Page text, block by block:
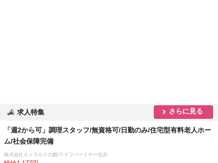
求人特集 さらに見る
「週2から可」調理スタッフ/無資格可/日勤のみ/住宅型有料老人ホー
ム/社会保障完備
株式会社エメラルドの郷/ライフパートナー住吉